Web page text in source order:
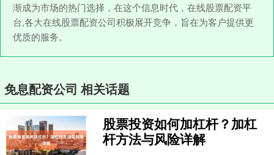
渐成为市场的热门选择，在这个信息时代，在线股票配资平
台,各大在线股票配资公司积极展开竞争，旨在为客户提供更
优质的服务。
免息配资公司 相关话题
股票投资如何加杠杆？加杠
杆方法与风险详解